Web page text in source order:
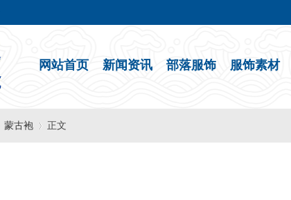
网站首页 新闻资讯 部落服饰 服饰素材
蒙古袍 正文